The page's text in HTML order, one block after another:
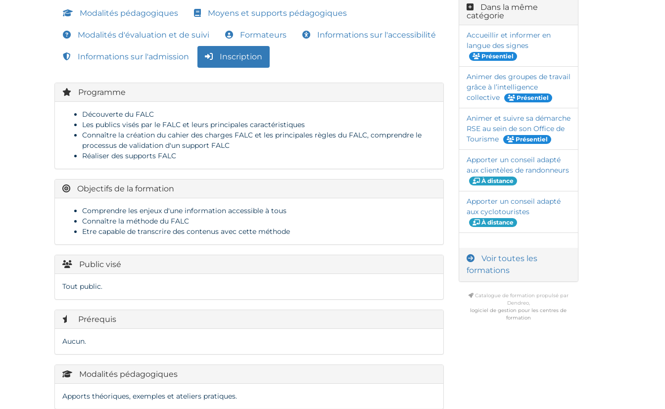
Modalités pédagogiques Moyens et supports pédagogiques
Modalités d'évaluation et de suivi Formateurs Informations sur l'accessibilité
Informations sur l'admission Inscription
Programme
Découverte du FALC
Les publics visés par le FALC et leurs principales caractéristiques
Connaître la création du cahier des charges FALC et les principales règles du FALC, comprendre le
processus de validation d'un support FALC
Réaliser des supports FALC
Objectifs de la formation
Comprendre les enjeux d'une information accessible à tous
Connaître la méthode du FALC
Etre capable de transcrire des contenus avec cette méthode
Public visé
Tout public.
Prérequis
Aucun.
Modalités pédagogiques
Apports théoriques, exemples et ateliers pratiques.
Dans la même
catégorie
Accueillir et informer en
langue des signes
Présentiel
Animer des groupes de travail
grâce à l’intelligence
collective
Présentiel
Animer et suivre sa démarche
RSE au sein de son Office de
Tourisme
Présentiel
Apporter un conseil adapté
aux clientèles de randonneurs
À distance
Apporter un conseil adapté
aux cyclotouristes
À distance
Voir toutes les
formations
Catalogue de formation propulsé par
Dendreo,
logiciel de gestion pour les centres de
formation